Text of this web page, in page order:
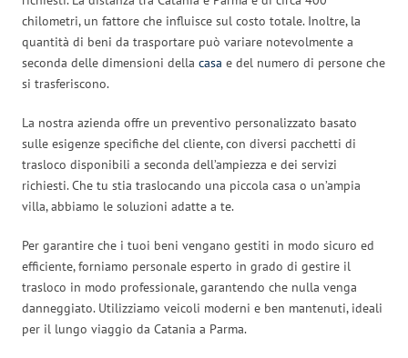
chilometri, un fattore che influisce sul costo totale. Inoltre, la
quantità di beni da trasportare può variare notevolmente a
seconda delle dimensioni della casa e del numero di persone che
si trasferiscono.
La nostra azienda offre un preventivo personalizzato basato
sulle esigenze specifiche del cliente, con diversi pacchetti di
trasloco disponibili a seconda dell’ampiezza e dei servizi
richiesti. Che tu stia traslocando una piccola casa o un’ampia
villa, abbiamo le soluzioni adatte a te.
Per garantire che i tuoi beni vengano gestiti in modo sicuro ed
efficiente, forniamo personale esperto in grado di gestire il
trasloco in modo professionale, garantendo che nulla venga
danneggiato. Utilizziamo veicoli moderni e ben mantenuti, ideali
per il lungo viaggio da Catania a Parma.